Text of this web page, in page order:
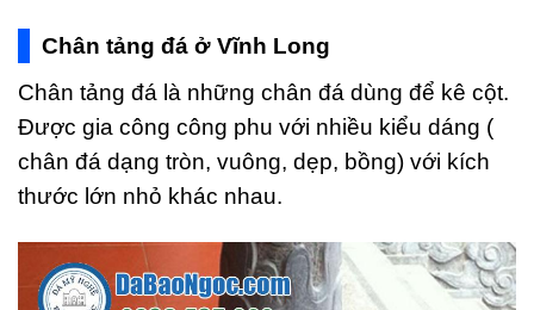
Chân tảng đá ở Vĩnh Long
Chân tảng đá là những chân đá dùng để kê cột.
Được gia công công phu với nhiều kiểu dáng (
chân đá dạng tròn, vuông, dẹp, bồng) với kích
thước lớn nhỏ khác nhau.